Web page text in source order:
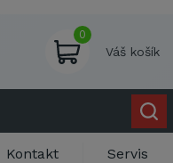
0
Váš košík
Kontakt Servis